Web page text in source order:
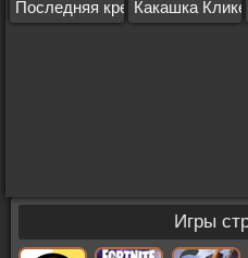
Последняя крепость
Какашка
Игры